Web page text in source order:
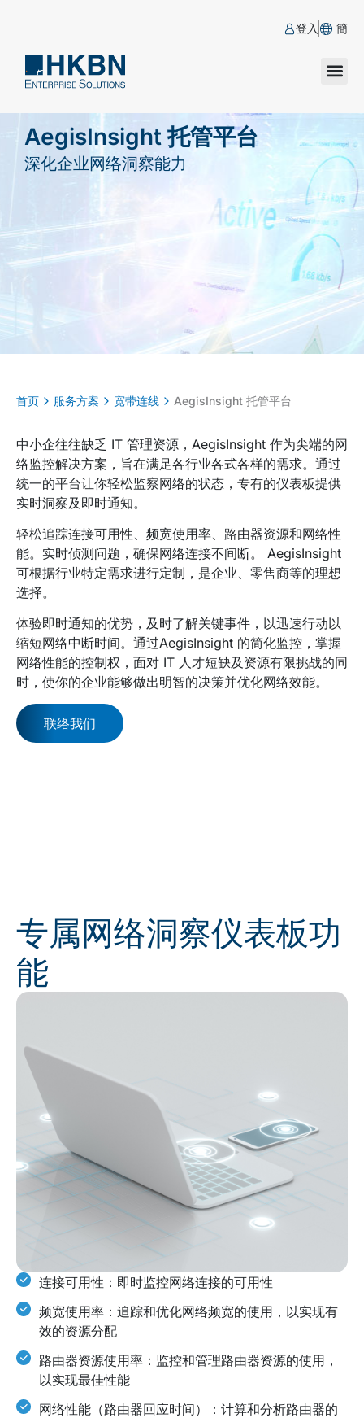
登入 簡
AegisInsight 托管平台
深化企业网络洞察能力
首页 服务方案 宽带连线 AegisInsight 托管平台
中小企往往缺乏 IT 管理资源，AegisInsight 作为尖端的网
络监控解决方案，旨在满足各行业各式各样的需求。通过
统一的平台让你轻松监察网络的状态，专有的仪表板提供
实时洞察及即时通知。
轻松追踪连接可用性、频宽使用率、路由器资源和网络性
能。实时侦测问题，确保网络连接不间断。 AegisInsight
可根据行业特定需求进行定制，是企业、零售商等的理想
选择。
体验即时通知的优势，及时了解关键事件，以迅速行动以
缩短网络中断时间。通过AegisInsight 的简化监控，掌握
网络性能的控制权，面对 IT 人才短缺及资源有限挑战的同
时，使你的企业能够做出明智的决策并优化网络效能。
联络我们
专属网络洞察仪表板功
能
连接可用性：即时监控网络连接的可用性
频宽使用率：追踪和优化网络频宽的使用，以实现有
效的资源分配
路由器资源使用率：监控和管理路由器资源的使用，
以实现最佳性能
网络性能（路由器回应时间）：计算和分析路由器的